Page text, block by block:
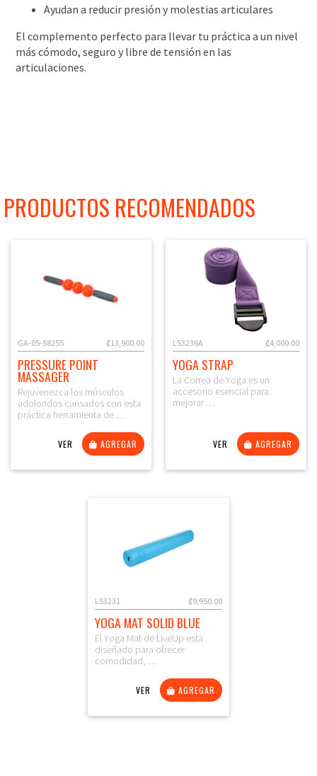
Ayudan a reducir presión y molestias articulares
El complemento perfecto para llevar tu práctica a un nivel
más cómodo, seguro y libre de tensión en las
articulaciones.
PRODUCTOS RECOMENDADOS
₡13,900.00
GA-05-58255
PRESSURE POINT
MASSAGER
Rejuvenezca los músculos
adoloridos cansados ​​con esta
práctica herramienta de …
VER AGREGAR
₡4,000.00
LS3236A
YOGA STRAP
La Correa de Yoga es un
accesorio esencial para
mejorar …
VER AGREGAR
₡9,950.00
LS3231
YOGA MAT SOLID BLUE
El Yoga Mat de LiveUp está
diseñado para ofrecer
comodidad, …
VER AGREGAR